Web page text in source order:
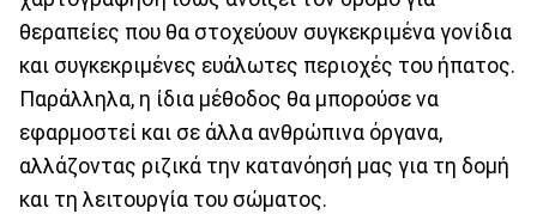
θεραπείες που θα στοχεύουν συγκεκριμένα γονίδια
και συγκεκριμένες ευάλωτες περιοχές του ήπατος.
Παράλληλα, η ίδια μέθοδος θα μπορούσε να
εφαρμοστεί και σε άλλα ανθρώπινα όργανα,
αλλάζοντας ριζικά την κατανόησή μας για τη δομή
και τη λειτουργία του σώματος.